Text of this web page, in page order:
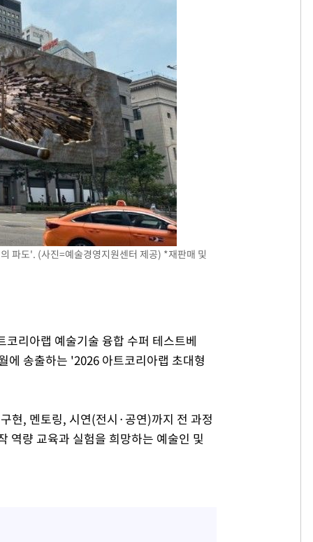
파도'. (사진=예술경영지원센터 제공) *재판매 및
리아랩 예술기술 융합 수퍼 테스트베
에 송출하는 '2026 아트코리아랩 초대형
현, 멘토링, 시연(전시·공연)까지 전 과정
역량 교육과 실험을 희망하는 예술인 및